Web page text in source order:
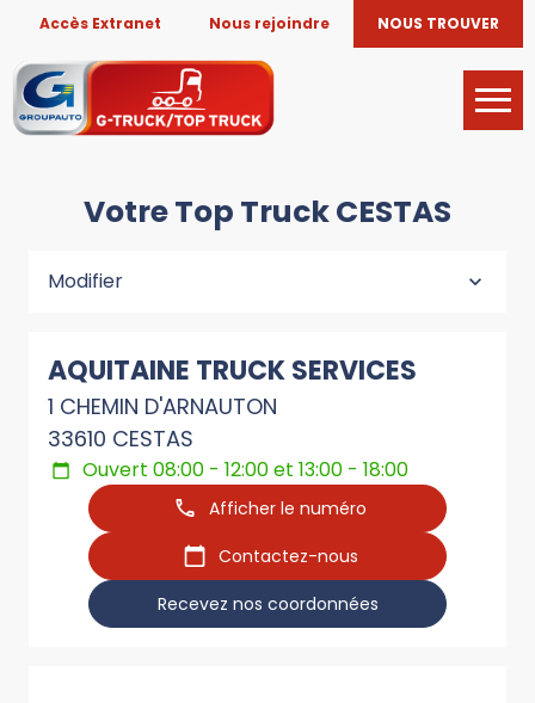
Accès Extranet Nous rejoindre NOUS TROUVER
Votre Top Truck CESTAS
Modifier
AQUITAINE TRUCK SERVICES
1 CHEMIN D'ARNAUTON
33610 CESTAS
Ouvert 08:00 - 12:00 et 13:00 - 18:00
Afficher le numéro
Contactez-nous
Recevez nos coordonnées